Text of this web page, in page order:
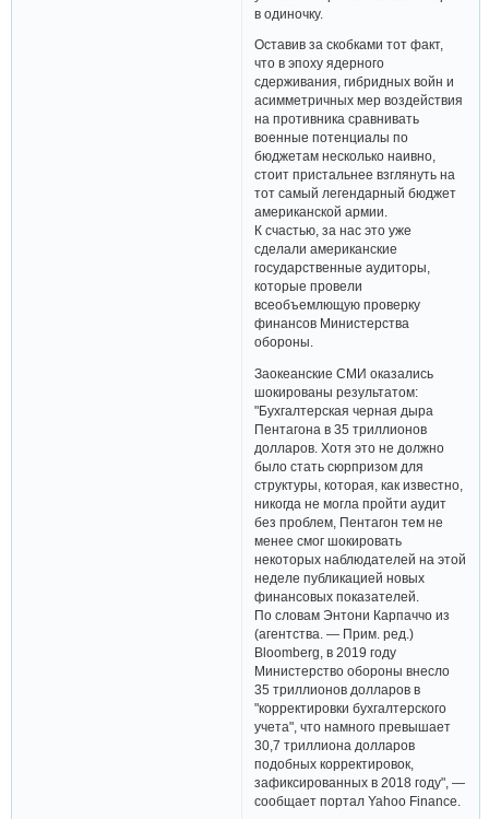
в одиночку.
Оставив за скобками тот факт,
что в эпоху ядерного
сдерживания, гибридных войн и
асимметричных мер воздействия
на противника сравнивать
военные потенциалы по
бюджетам несколько наивно,
стоит пристальнее взглянуть на
тот самый легендарный бюджет
американской армии.
К счастью, за нас это уже
сделали американские
государственные аудиторы,
которые провели
всеобъемлющую проверку
финансов Министерства
обороны.
Заокеанские СМИ оказались
шокированы результатом:
"Бухгалтерская черная дыра
Пентагона в 35 триллионов
долларов. Хотя это не должно
было стать сюрпризом для
структуры, которая, как известно,
никогда не могла пройти аудит
без проблем, Пентагон тем не
менее смог шокировать
некоторых наблюдателей на этой
неделе публикацией новых
финансовых показателей.
По словам Энтони Карпаччо из
(агентства. — Прим. ред.)
Bloomberg, в 2019 году
Министерство обороны внесло
35 триллионов долларов в
"корректировки бухгалтерского
учета", что намного превышает
30,7 триллиона долларов
подобных корректировок,
зафиксированных в 2018 году", —
сообщает портал Yahoo Finance.